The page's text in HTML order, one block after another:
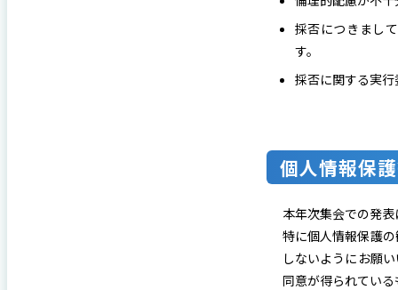
採否につきまし
す。
採否に関する実
個⼈情報保
本年次集会での発
特に個⼈情報保護
しないようにお願
同意が得られてい